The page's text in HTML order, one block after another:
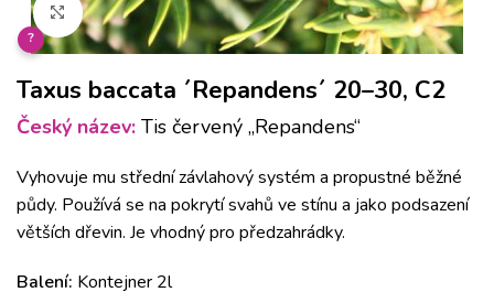
Klikněte pro zvětšení
?
Taxus baccata ´Repandens´ 20–30, C2
Český název: Tis červený „Repandens“
Vyhovuje mu střední závlahový systém a propustné běžné
půdy. Používá se na pokrytí svahů ve stínu a jako podsazení
větších dřevin. Je vhodný pro předzahrádky.
Balení: Kontejner 2l